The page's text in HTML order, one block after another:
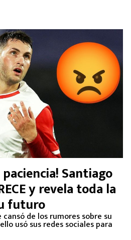
Santiago
y revela toda la
futuro
de los rumores sobre su
usó sus redes sociales para